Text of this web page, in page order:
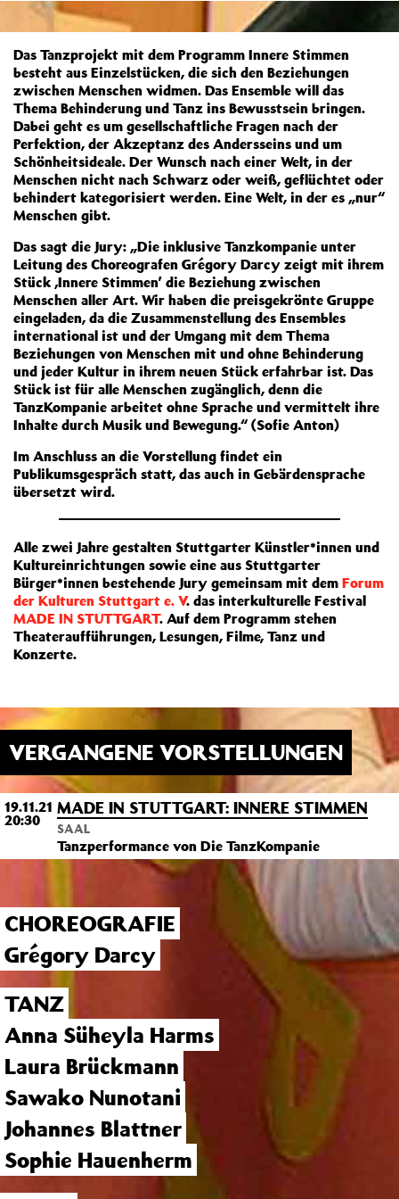
Das Tanzprojekt mit dem Programm Innere Stimmen
besteht aus Einzelstücken, die sich den Beziehungen
zwischen Menschen widmen. Das Ensemble will das
Thema Behinderung und Tanz ins Bewusstsein bringen.
Dabei geht es um gesellschaftliche Fragen nach der
Perfektion, der Akzeptanz des Andersseins und um
Schönheitsideale. Der Wunsch nach einer Welt, in der
Menschen nicht nach Schwarz oder weiß, geflüchtet oder
behindert kategorisiert werden. Eine Welt, in der es „nur“
Menschen gibt.
Das sagt die Jury: „Die inklusive Tanzkompanie unter
Leitung des Choreografen Grégory Darcy zeigt mit ihrem
Stück ‚Innere Stimmen’ die Beziehung zwischen
Menschen aller Art. Wir haben die preisgekrönte Gruppe
eingeladen, da die Zusammenstellung des Ensembles
international ist und der Umgang mit dem Thema
Beziehungen von Menschen mit und ohne Behinderung
und jeder Kultur in ihrem neuen Stück erfahrbar ist. Das
Stück ist für alle Menschen zugänglich, denn die
TanzKompanie arbeitet ohne Sprache und vermittelt ihre
Inhalte durch Musik und Bewegung.“ (Sofie Anton)
Im Anschluss an die Vorstellung findet ein
Publikumsgespräch statt, das auch in Gebärdensprache
übersetzt wird.
Alle zwei Jahre gestalten Stuttgarter Künstler*innen und
Kultureinrichtungen sowie eine aus Stuttgarter
Bürger*innen bestehende Jury gemeinsam mit dem Forum
der Kulturen Stuttgart e. V. das interkulturelle Festival
MADE IN STUTTGART. Auf dem Programm stehen
Theateraufführungen, Lesungen, Filme, Tanz und
Konzerte.
VERGANGENE VORSTELLUNGEN
19.11.21
20:30
MADE IN STUTTGART: INNERE STIMMEN
SAAL
Tanzperformance von Die TanzKompanie
CHOREOGRAFIE
Grégory Darcy
TANZ
Anna Süheyla Harms
Laura Brückmann
Sawako Nunotani
Johannes Blattner
Sophie Hauenherm